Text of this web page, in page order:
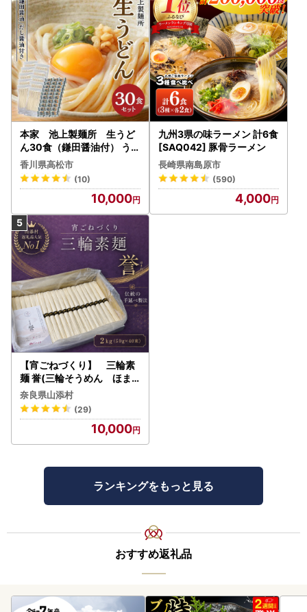
本家 池上製麺所 生うど
ん30食（鎌田醤油付） うど
ん
香川県高松市
(10)
10,000
九州3県の味ラーメン 計6食
[SAQ042] 豚骨ラーメン
長崎県南島原市
(590)
4,000
【宵ごねづくり】 三輪素
麺 誉(三輪そうめん ほま
れ) 2kg(50g×40束)
奈良県山添村
(29)
10,000
ランキングをもっと見る
おすすめ返礼品